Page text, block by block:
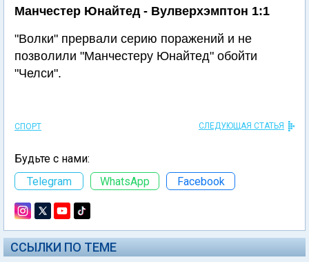
Манчестер Юнайтед - Вулверхэмптон 1:1
"Волки" прервали серию поражений и не
позволили "Манчестеру Юнайтед" обойти
"Челси".
СПОРТ СЛЕДУЮЩАЯ СТАТЬЯ
Будьте с нами:
Telegram
WhatsApp Facebook
ССЫЛКИ ПО ТЕМЕ